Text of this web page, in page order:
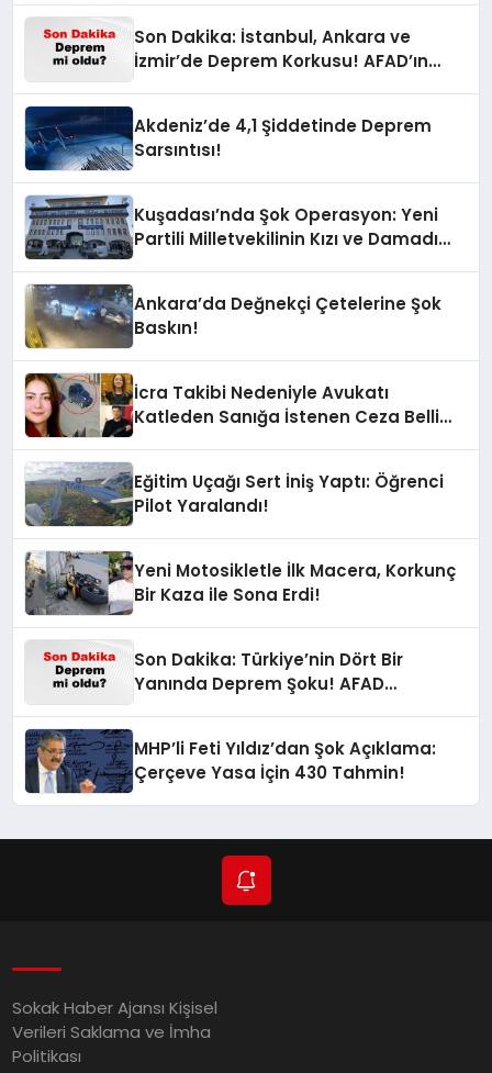
Son Dakika: İstanbul, Ankara ve
İzmir’de Deprem Korkusu! AFAD’ın
Akdeniz’de 4,1 Şiddetinde Deprem
Sarsıntısı!
Kuşadası’nda Şok Operasyon: Yeni
Partili Milletvekilinin Kızı ve Damadı
Ankara’da Değnekçi Çetelerine Şok
Baskın!
İcra Takibi Nedeniyle Avukatı
Katleden Sanığa İstenen Ceza Belli
Eğitim Uçağı Sert İniş Yaptı: Öğrenci
Pilot Yaralandı!
Yeni Motosikletle İlk Macera, Korkunç
Bir Kaza ile Sona Erdi!
Son Dakika: Türkiye’nin Dört Bir
Yanında Deprem Şoku! AFAD
MHP’li Feti Yıldız’dan Şok Açıklama:
Çerçeve Yasa İçin 430 Tahmin!
Sokak Haber Ajansı Kişisel
Verileri Saklama ve İmha
Politikası